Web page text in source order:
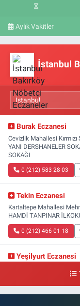
Aylık Vakitler
İstanbul
Burak Eczanesi
Cevizlik Mahallesi
YANI DERSHANELER
SOKAĞI
0 (212) 583 28 03
Tekin Eczanesi
Kartaltepe Mahallesi
HAMDİ TANPINAR
0 (212) 466 01 18
Yeşilyurt Eczanesi